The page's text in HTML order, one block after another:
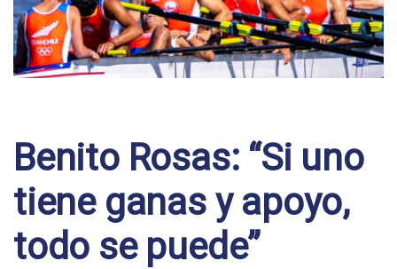
Benito Rosas: “Si uno
tiene ganas y apoyo,
todo se puede”
navigation